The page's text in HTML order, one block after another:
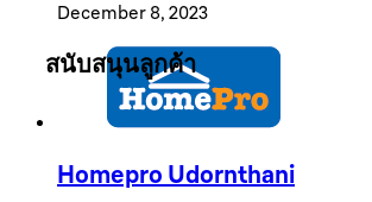
December 8, 2023
Homepro Udornthani
สนับสนุนลูกค้า